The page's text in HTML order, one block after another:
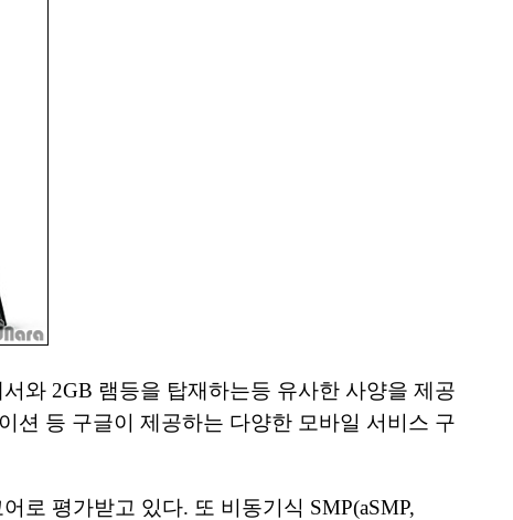
와 2GB 램등을 탑재하는등 유사한 사양을 제공
션 등 구글이 제공하는 다양한 모바일 서비스 구
로 평가받고 있다. 또 비동기식 SMP(aSMP,